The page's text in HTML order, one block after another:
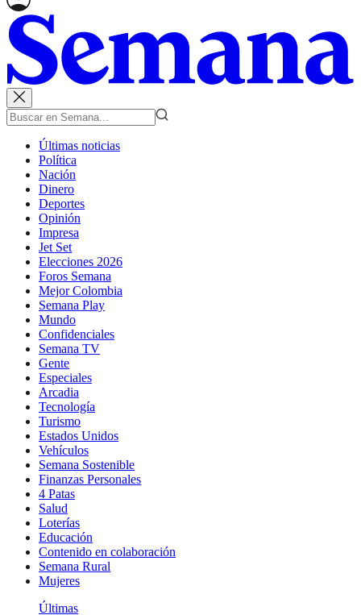
Últimas noticias
Política
Nación
Dinero
Deportes
Opinión
Impresa
Jet Set
Elecciones 2026
Foros Semana
Mejor Colombia
Semana Play
Mundo
Confidenciales
Semana TV
Gente
Especiales
Arcadia
Tecnología
Turismo
Estados Unidos
Vehículos
Semana Sostenible
Finanzas Personales
4 Patas
Salud
Loterías
Educación
Contenido en colaboración
Semana Rural
Mujeres
Últimas